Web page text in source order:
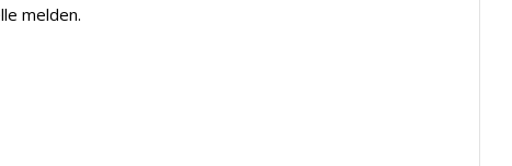
melden.